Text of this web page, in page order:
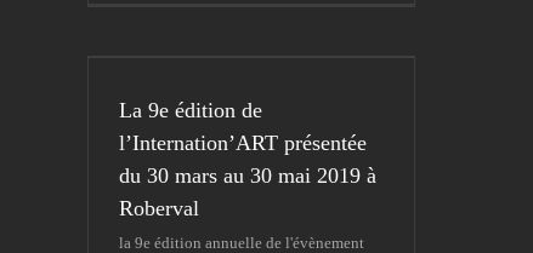
La 9e édition de
l’Internation’ART présentée
du 30 mars au 30 mai 2019 à
Roberval
la 9e édition annuelle de l'évènement